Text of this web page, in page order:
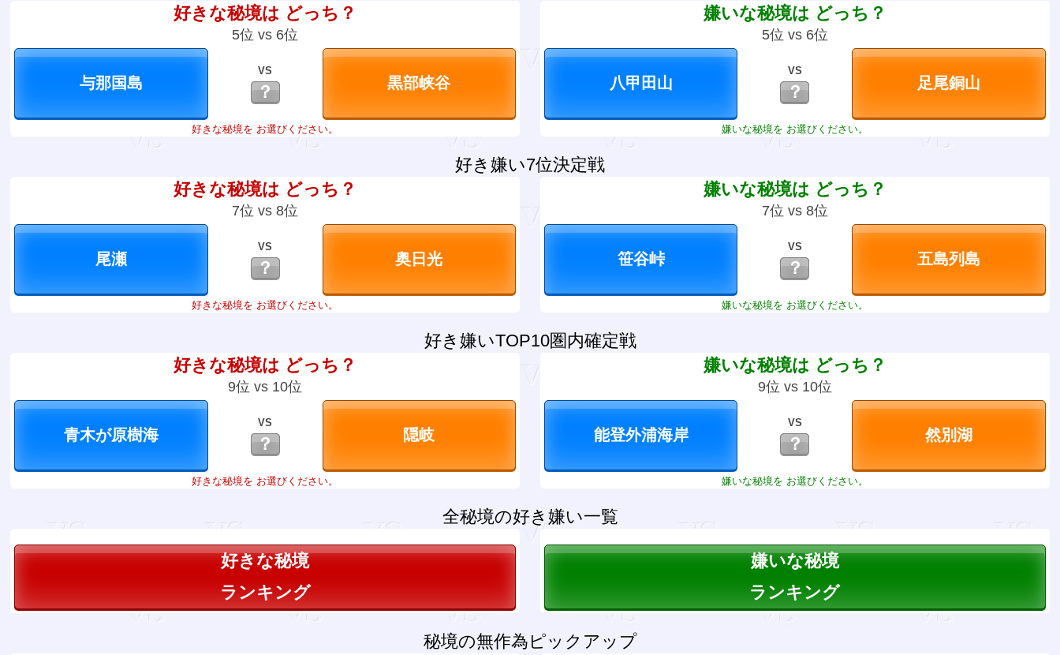
好きな秘境は どっち？
5位 vs 6位
VS
？
好きな秘境を お選びください。
嫌いな秘境は どっち？
5位 vs 6位
VS
？
嫌いな秘境を お選びください。
好き嫌い7位決定戦
好きな秘境は どっち？
7位 vs 8位
VS
？
好きな秘境を お選びください。
嫌いな秘境は どっち？
7位 vs 8位
VS
？
嫌いな秘境を お選びください。
好き嫌いTOP10圏内確定戦
好きな秘境は どっち？
9位 vs 10位
VS
？
好きな秘境を お選びください。
嫌いな秘境は どっち？
9位 vs 10位
VS
？
嫌いな秘境を お選びください。
全秘境の好き嫌い一覧
好きな秘境
ランキング
嫌いな秘境
ランキング
秘境の無作為ピックアップ